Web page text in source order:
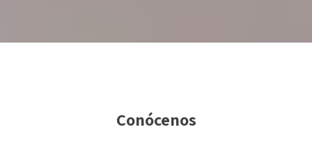
Conócenos